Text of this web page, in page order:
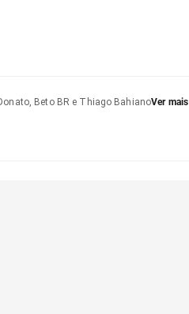
Beto BR e Thiago BahianoVer mais